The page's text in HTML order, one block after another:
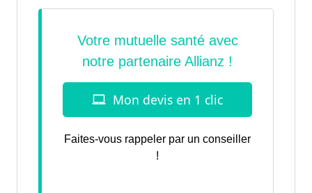
Faites-vous rappeler par un conseiller
!